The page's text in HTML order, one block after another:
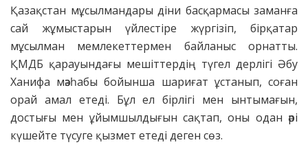
Қазақстан мұсылмандары діни басқармасы заманға
сай жұмыстарын үйлестіре жүргізіп, бірқатар
мұсылман мемлекеттермен байланыс орнатты.
ҚМДБ қарауындағы мешіттердің түгел дерлігі Әбу
Ханифа мәзһабы бойынша шариғат ұстанып, соған
орай амал етеді. Бұл ел бірлігі мен ынтымағын,
достығы мен ұйымшылдығын сақтап, оны одан әрі
күшейте түсуге қызмет етеді деген сөз.